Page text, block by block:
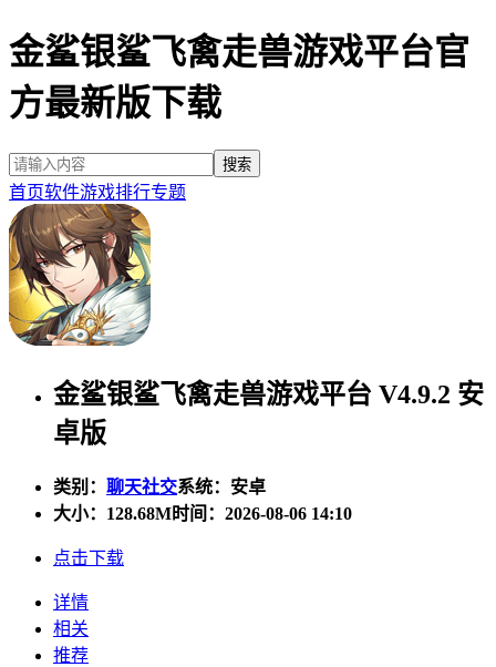
金鲨银鲨飞禽走兽游戏平台官
方最新版下载
首页软件游戏排行专题
金鲨银鲨飞禽走兽游戏平台 V4.9.2 安
卓版
类别： 聊天社交系统：安卓
大小： 128.68M时间：2026-08-06 14:10
点击下载
详情
相关
推荐